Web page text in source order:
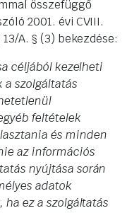
összefüggő
2001. évi CVIII.
A. § (3) bekezdése:
céljából kezelheti
a szolgáltatás
feltételek
és minden
az információs
nyújtása során
adatok
ez a szolgáltatás